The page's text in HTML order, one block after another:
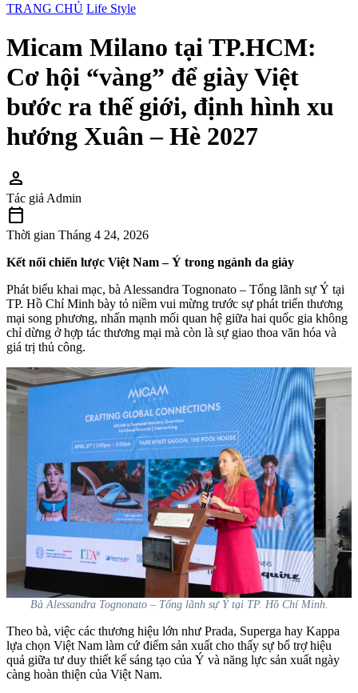
TRANG CHỦ Life Style
Micam Milano tại TP.HCM:
Cơ hội “vàng” để giày Việt
bước ra thế giới, định hình xu
hướng Xuân – Hè 2027
person
Tác giả Admin
calendar_today
Thời gian Tháng 4 24, 2026
Kết nối chiến lược Việt Nam – Ý trong ngành da giày
Phát biểu khai mạc, bà Alessandra Tognonato – Tổng lãnh sự Ý tại
TP. Hồ Chí Minh bày tỏ niềm vui mừng trước sự phát triển thương
mại song phương, nhấn mạnh mối quan hệ giữa hai quốc gia không
chỉ dừng ở hợp tác thương mại mà còn là sự giao thoa văn hóa và
giá trị thủ công.
Bà Alessandra Tognonato – Tổng lãnh sự Ý tại TP. Hồ Chí Minh.
Theo bà, việc các thương hiệu lớn như Prada, Superga hay Kappa
lựa chọn Việt Nam làm cứ điểm sản xuất cho thấy sự bổ trợ hiệu
quả giữa tư duy thiết kế sáng tạo của Ý và năng lực sản xuất ngày
càng hoàn thiện của Việt Nam.